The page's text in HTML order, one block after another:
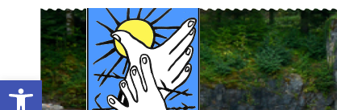
Ouvrir la barre d’outils